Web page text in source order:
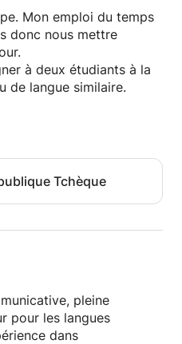
comprennent pas.
propres feuilles de
cours. Ils sont
langue. Je les illustre
la leçon ne soit pas
et en français et
environ. J'ai passé
le grade A (niveau
expérience de l'anglais
j'essaie d'éviter
d'améliorer!
meilleur demain!
Mon emploi du temps
donc nous mettre
à deux étudiants à la
de langue similaire.
Tchèque
pleine
pour les langues
dans